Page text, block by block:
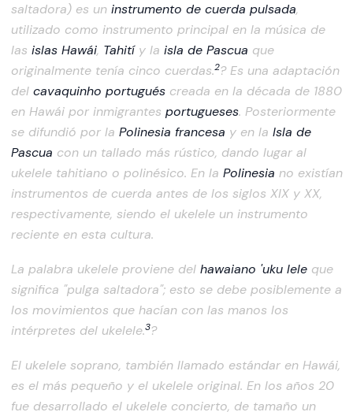
saltadora) es un instrumento de cuerda pulsada,
utilizado como instrumento principal en la música de
las islas Hawái, Tahitíy la isla de Pascua que
originalmente tenía cinco cuerdas.2? Es una adaptación
del cavaquinho portuguéscreada en la década de 1880
en Hawái por inmigrantes portugueses. Posteriormente
se difundió por la Polinesia francesa y en la Isla de
Pascua con un tallado más rústico, dando lugar al
ukelele tahitiano o polinésico. En la Polinesia no existían
instrumentos de cuerda antes de los siglos XIX y XX,
respectivamente, siendo el ukelele un instrumento
reciente en esta cultura.
La palabra ukelele proviene del hawaiano 'uku leleque
significa "pulga saltadora"; esto se debe posiblemente a
los movimientos que hacían con las manos los
intérpretes del ukelele.3?
El ukelele soprano, también llamado estándar en Hawái,
es el más pequeño y el ukelele original. En los años 20
fue desarrollado el ukelele concierto, de tamaño un